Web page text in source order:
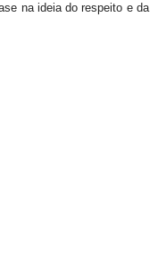
na ideia do respeito e da